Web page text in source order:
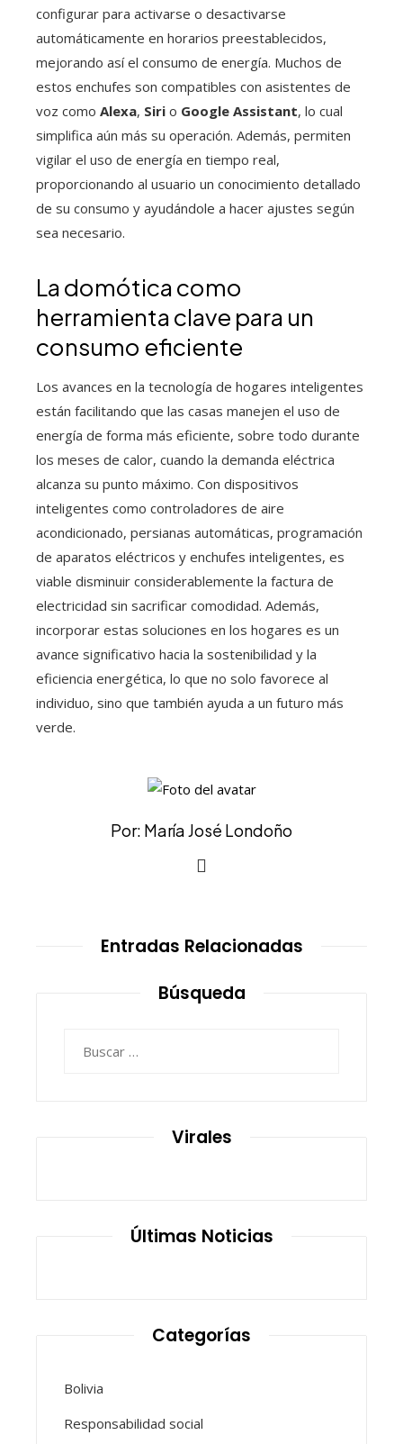
configurar para activarse o desactivarse
automáticamente en horarios preestablecidos,
mejorando así el consumo de energía. Muchos de
estos enchufes son compatibles con asistentes de
voz como Alexa, Siri o Google Assistant, lo cual
simplifica aún más su operación. Además, permiten
vigilar el uso de energía en tiempo real,
proporcionando al usuario un conocimiento detallado
de su consumo y ayudándole a hacer ajustes según
sea necesario.
La domótica como
herramienta clave para un
consumo eficiente
Los avances en la tecnología de hogares inteligentes
están facilitando que las casas manejen el uso de
energía de forma más eficiente, sobre todo durante
los meses de calor, cuando la demanda eléctrica
alcanza su punto máximo. Con dispositivos
inteligentes como controladores de aire
acondicionado, persianas automáticas, programación
de aparatos eléctricos y enchufes inteligentes, es
viable disminuir considerablemente la factura de
electricidad sin sacrificar comodidad. Además,
incorporar estas soluciones en los hogares es un
avance significativo hacia la sostenibilidad y la
eficiencia energética, lo que no solo favorece al
individuo, sino que también ayuda a un futuro más
verde.
Por: María José Londoño
Entradas Relacionadas
Búsqueda
Virales
Últimas Noticias
Categorías
Bolivia
Responsabilidad social